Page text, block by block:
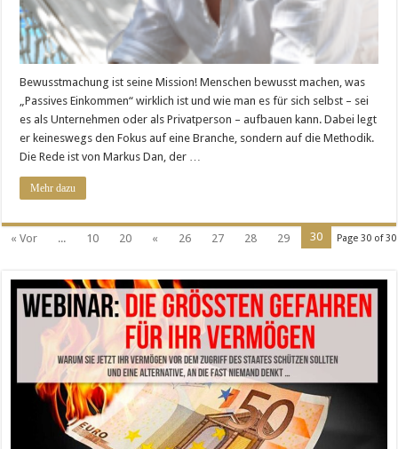
Bewusstmachung ist seine Mission! Menschen bewusst machen, was
„Passives Einkommen“ wirklich ist und wie man es für sich selbst – sei
es als Unternehmen oder als Privatperson – aufbauen kann. Dabei legt
er keineswegs den Fokus auf eine Branche, sondern auf die Methodik.
Die Rede ist von Markus Dan, der …
Mehr dazu
Page 30 of 30
« Vor ... 10 20 « 26 27 28 29 30